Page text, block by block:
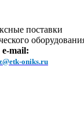
поставки
e-mail:
oniks.ru